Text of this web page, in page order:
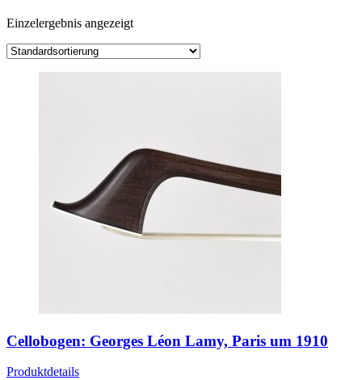
Einzelergebnis angezeigt
Cellobogen: Georges Léon Lamy, Paris um 1910
Produktdetails